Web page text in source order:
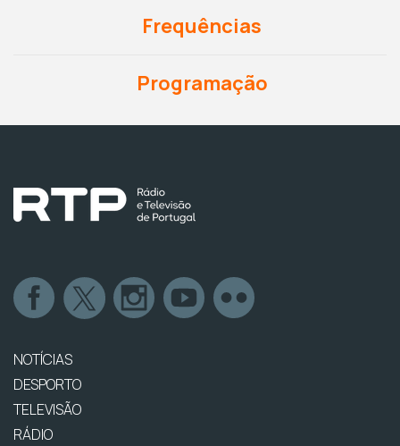
Frequências
Programação
NOTÍCIAS
DESPORTO
TELEVISÃO
RÁDIO